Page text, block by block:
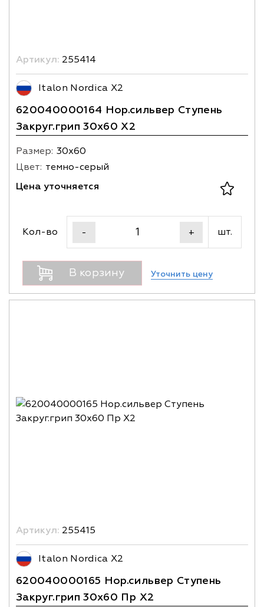
Артикул: 255414
Italon Nordica X2
620040000164 Нор.сильвер Ступень
Закруг.грип 30х60 X2
Размер: 30х60
Цвет: темно-серый
Цена уточняется
Кол-во - + шт.
В корзину Уточнить цену
Артикул: 255415
Italon Nordica X2
620040000165 Нор.сильвер Ступень
Закруг.грип 30х60 Пр X2